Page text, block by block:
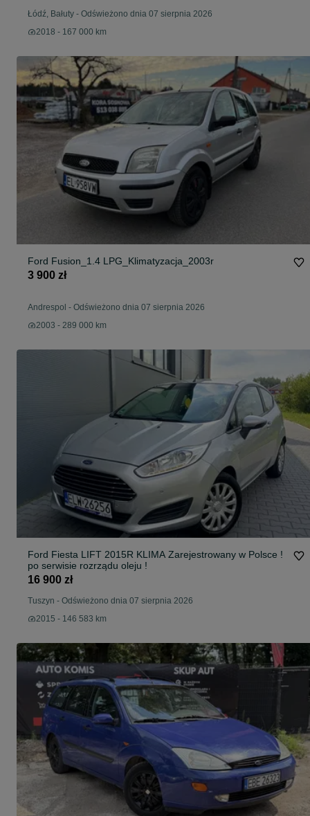
Łódź, Bałuty - Odświeżono dnia 07 sierpnia 2026
2018 - 167 000 km
Ford Fusion_1.4 LPG_Klimatyzacja_2003r
3 900 zł
Andrespol - Odświeżono dnia 07 sierpnia 2026
2003 - 289 000 km
Ford Fiesta LIFT 2015R KLIMA Zarejestrowany w Polsce !
po serwisie rozrządu oleju !
16 900 zł
Tuszyn - Odświeżono dnia 07 sierpnia 2026
2015 - 146 583 km